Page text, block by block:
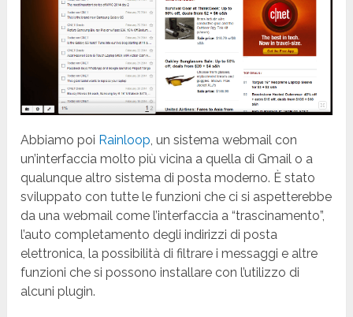
Abbiamo poi Rainloop , un sistema webmail con
un’interfaccia molto più vicina a quella di Gmail o a
qualunque altro sistema di posta moderno. È stato
sviluppato con tutte le funzioni che ci si aspetterebbe
da una webmail come l’interfaccia a “trascinamento”,
l’auto completamento degli indirizzi di posta
elettronica, la possibilità di filtrare i messaggi e altre
funzioni che si possono installare con l’utilizzo di
alcuni plugin.